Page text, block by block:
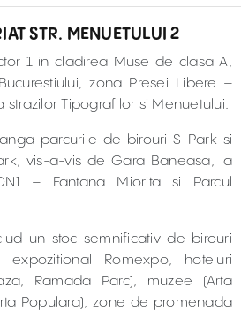
STR. MENUETULUI 2
1 in cladirea Muse de clasa A,
zona Presei Libere –
strazilor Tipografilor si Menuetului.
parcurile de birouri S-Park si
vis-a-vis de Gara Baneasa, la
– Fantana Miorita si Parcul
un stoc semnificativ de birouri
expozitional Romexpo, hoteluri
Ramada Parc), muzee (Arta
Populara), zone de promenada